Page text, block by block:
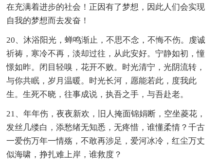
在充满着进步的社会！正因有了梦想，因此人们会实现
自我的梦想而去发奋！
20、沐浴阳光，蝉鸣渐止，不思不念，不悔不伤。虔诚
祈祷，寒冷不再，淡却过往，从此安好。宁静如初，憧
憬如昨。闭目轻嗅，花开不败。时光清宁，光阴流转，
与你共眠，岁月温暖。时光长河，愿能若此，度我此
生。生死不晓，往事成说，执吾之手，与吾赴老。
21、年年伤，夜夜新欢，旧人掩面锦娟断，空坐菱花，
发丝几缕白，添愁绪无知悉，无疼惜，谁懂柔情？千古
一爱伤万年一情殇，不敢再涉足，爱河冰冷，红尘万丈
似海啸，挣扎难上岸，谁救度？